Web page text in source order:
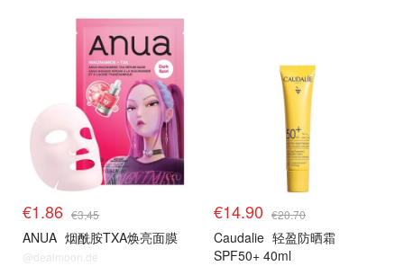
€1.86 €3.45
ANUA 烟酰胺TXA焕亮面膜
@dealmoon.de
€14.90 €20.70
Caudalie 轻盈防晒霜
SPF50+ 40ml